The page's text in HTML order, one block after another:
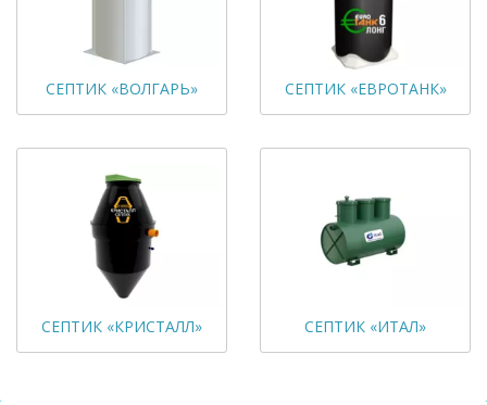
СЕПТИК «ВОЛГАРЬ» СЕПТИК «ЕВРОТАНК»
СЕПТИК «КРИСТАЛЛ» СЕПТИК «ИТАЛ»